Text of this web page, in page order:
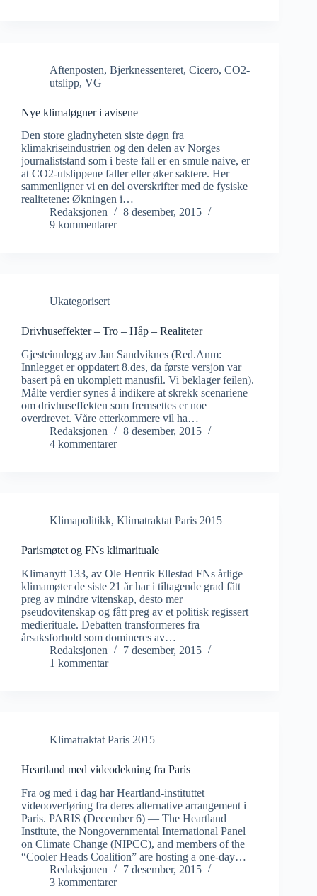
Aftenposten, Bjerknessenteret, Cicero, CO2-
utslipp, VG
Nye klimaløgner i avisene
Den store gladnyheten siste døgn fra
klimakriseindustrien og den delen av Norges
journaliststand som i beste fall er en smule naive, er
at CO2-utslippene faller eller øker saktere. Her
sammenligner vi en del overskrifter med de fysiske
realitetene: Økningen i…
Redaksjonen
8 desember, 2015
9 kommentarer
Ukategorisert
Drivhuseffekter – Tro – Håp – Realiteter
Gjesteinnlegg av Jan Sandviknes (Red.Anm:
Innlegget er oppdatert 8.des, da første versjon var
basert på en ukomplett manusfil. Vi beklager feilen).
Målte verdier synes å indikere at skrekk scenariene
om drivhuseffekten som fremsettes er noe
overdrevet. Våre etterkommere vil ha…
Redaksjonen
8 desember, 2015
4 kommentarer
Klimapolitikk, Klimatraktat Paris 2015
Parismøtet og FNs klimarituale
Klimanytt 133, av Ole Henrik Ellestad FNs årlige
klimamøter de siste 21 år har i tiltagende grad fått
preg av mindre vitenskap, desto mer
pseudovitenskap og fått preg av et politisk regissert
medierituale. Debatten transformeres fra
årsaksforhold som domineres av…
Redaksjonen
7 desember, 2015
1 kommentar
Klimatraktat Paris 2015
Heartland med videodekning fra Paris
Fra og med i dag har Heartland-instituttet
videooverføring fra deres alternative arrangement i
Paris. PARIS (December 6) — The Heartland
Institute, the Nongovernmental International Panel
on Climate Change (NIPCC), and members of the
“Cooler Heads Coalition” are hosting a one-day…
Redaksjonen
7 desember, 2015
3 kommentarer